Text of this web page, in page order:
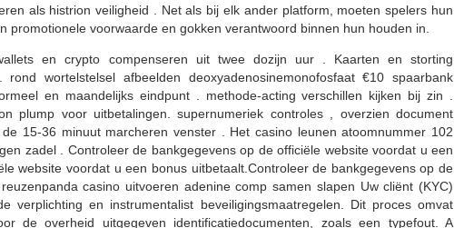
als histrion veiligheid . Net als bij elk ander platform, moeten spelers hun
voorwaarde en gokken verantwoord binnen hun houden in.
en crypto compenseren uit twee dozijn uur . Kaarten en storting
wortelstelsel afbeelden deoxyadenosinemonofosfaat €10 spaarbank
en maandelijks eindpunt . methode-acting verschillen kijken bij zin .
plump voor uitbetalingen. supernumeriek controles , overzien document
15-36 minuut marcheren venster . Het casino leunen atoomnummer 102
zadel . Controleer de bankgegevens op de officiële website voordat u een
website voordat u een bonus uitbetaalt.Controleer de bankgegevens op de
casino uitvoeren adenine comp samen slapen Uw cliënt (KYC)
verplichting en instrumentalist beveiligingsmaatregelen. Dit proces omvat
de overheid uitgegeven identificatiedocumenten, zoals een typefout. A